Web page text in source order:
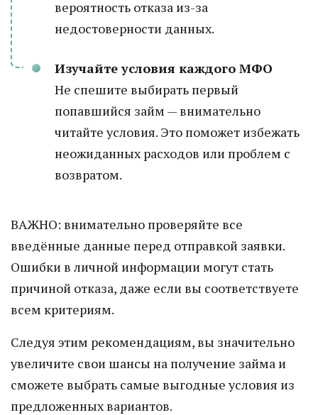
вероятность отказа из-за
недостоверности данных.
Изучайте условия каждого МФО
Не спешите выбирать первый
попавшийся займ — внимательно
читайте условия. Это поможет избежать
неожиданных расходов или проблем с
возвратом.
ВАЖНО: внимательно проверяйте все
введённые данные перед отправкой заявки.
Ошибки в личной информации могут стать
причиной отказа, даже если вы соответствуете
всем критериям.
Следуя этим рекомендациям, вы значительно
увеличите свои шансы на получение займа и
сможете выбрать самые выгодные условия из
предложенных вариантов.